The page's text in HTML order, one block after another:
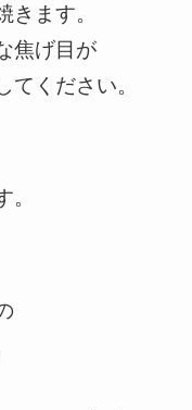
ます。
焦げ目が
ください。